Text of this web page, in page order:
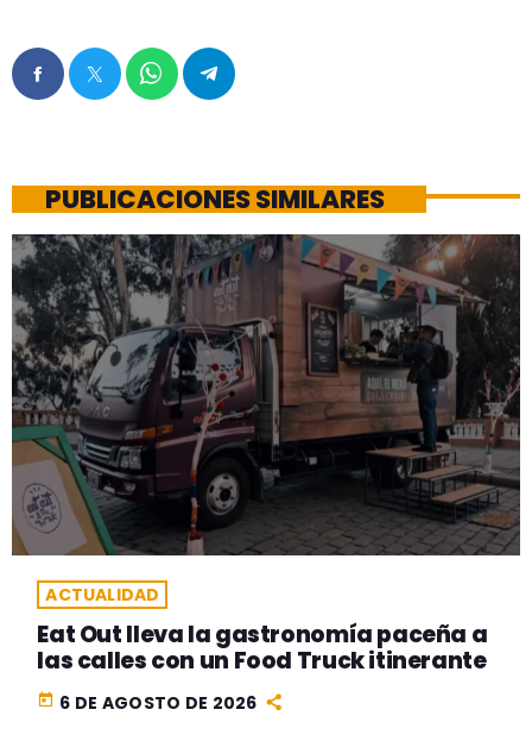
PUBLICACIONES SIMILARES
ACTUALIDAD
Eat Out lleva la gastronomía paceña a
las calles con un Food Truck itinerante
today 6 DE AGOSTO DE 2026